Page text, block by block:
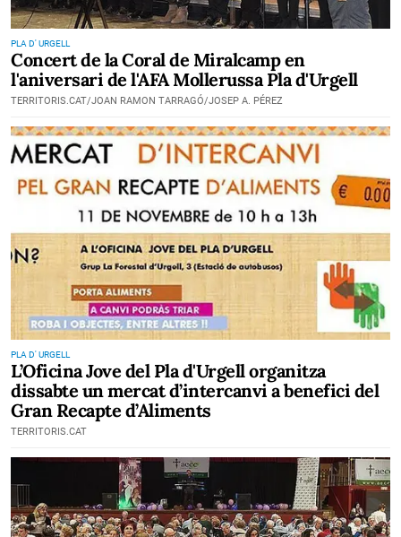
PLA D' URGELL
Concert de la Coral de Miralcamp en
l'aniversari de l'AFA Mollerussa Pla d'Urgell
TERRITORIS.CAT/JOAN RAMON TARRAGÓ/JOSEP A. PÉREZ
PLA D' URGELL
L’Oficina Jove del Pla d'Urgell organitza
dissabte un mercat d’intercanvi a benefici del
Gran Recapte d’Aliments
TERRITORIS.CAT